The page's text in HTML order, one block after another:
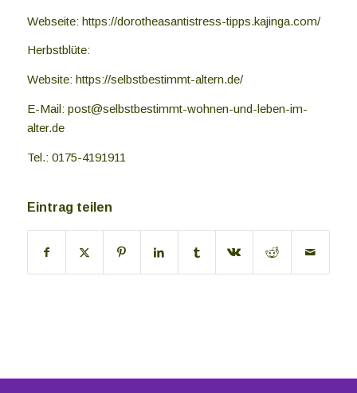
Webseite: https://dorotheasantistress-tipps.kajinga.com/
Herbstblüte:
Website: https://selbstbestimmt-altern.de/
E-Mail: post@selbstbestimmt-wohnen-und-leben-im-
alter.de
Tel.: 0175-4191911
Eintrag teilen